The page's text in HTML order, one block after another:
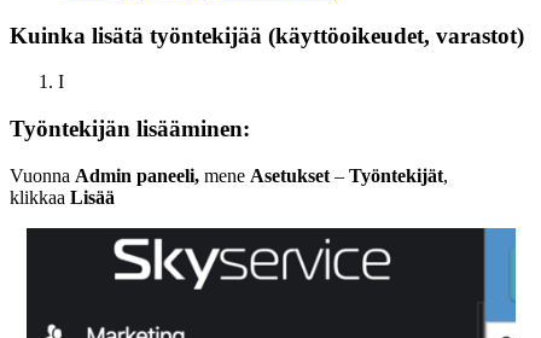
Kuinka lisätä työntekijää (käyttöoikeudet, varastot)
I
Työntekijän lisääminen:
Vuonna Admin paneeli, mene Asetukset – Työntekijät,
klikkaa Lisää